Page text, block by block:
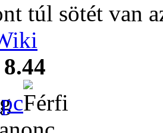
túl sötét van
8.44